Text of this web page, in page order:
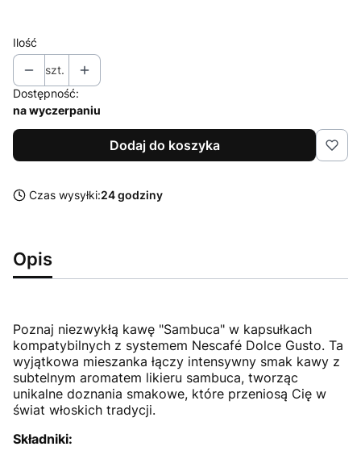
Ilość
szt.
Dostępność:
na wyczerpaniu
Dodaj do koszyka
Czas wysyłki:24 godziny
Opis
Poznaj niezwykłą kawę "Sambuca" w kapsułkach
kompatybilnych z systemem Nescafé Dolce Gusto. Ta
wyjątkowa mieszanka łączy intensywny smak kawy z
subtelnym aromatem likieru sambuca, tworząc
unikalne doznania smakowe, które przeniosą Cię w
świat włoskich tradycji.
Składniki: